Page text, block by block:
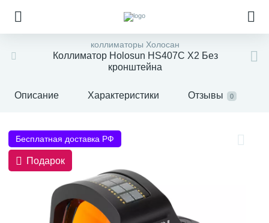
коллиматоры Холосан
Коллиматор Holosun HS407C X2 Без
кронштейна
Описание Характеристики Отзывы 0
Бесплатная доставка РФ
Подарок